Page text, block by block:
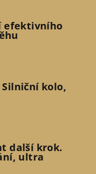
efektivního
kolo,
další krok.
ultra